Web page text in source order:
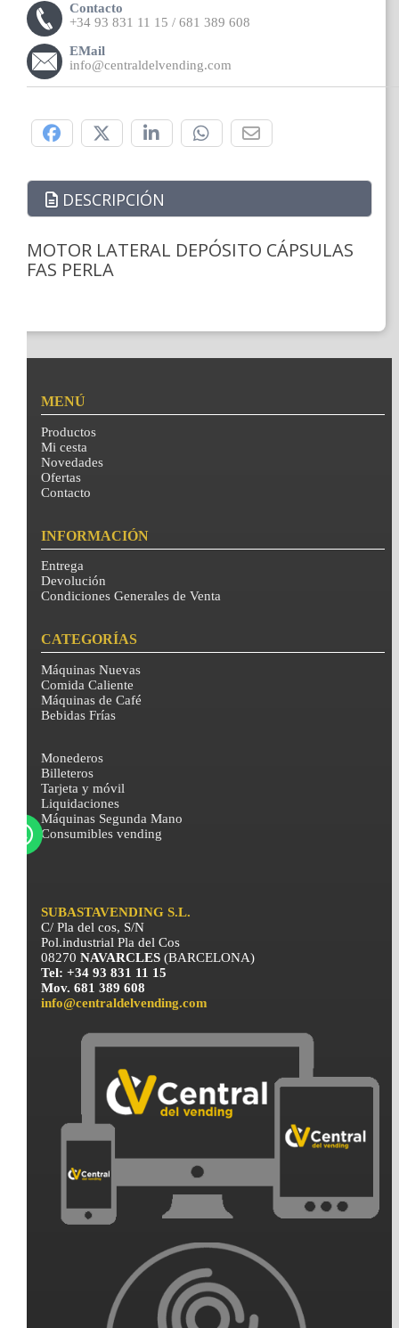
Contacto
+34 93 831 11 15 / 681 389 608
EMail
info@centraldelvending.com
DESCRIPCIÓN
MOTOR LATERAL DEPÓSITO CÁPSULAS
FAS PERLA
MENÚ
Productos
Mi cesta
Novedades
Ofertas
Contacto
INFORMACIÓN
Entrega
Devolución
Condiciones Generales de Venta
CATEGORÍAS
Máquinas Nuevas
Comida Caliente
Máquinas de Café
Bebidas Frías
Monederos
Billeteros
Tarjeta y móvil
Liquidaciones
Máquinas Segunda Mano
Consumibles vending
SUBASTAVENDING S.L.
C/ Pla del cos, S/N
Pol.industrial Pla del Cos
08270NAVARCLES(BARCELONA)
Tel: +34 93 831 11 15
Mov. 681 389 608
info@centraldelvending.com